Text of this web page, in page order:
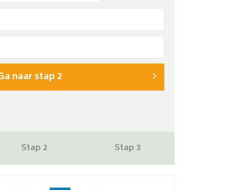
naar stap 2
Stap 2 Stap 3